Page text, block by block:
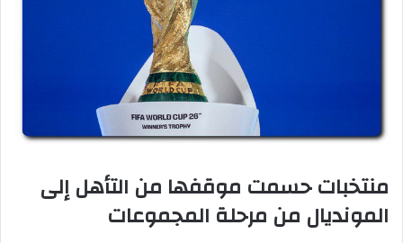
منتخبات حسمت موقفها من التأهل إلى
المونديال من مرحلة المجموعات